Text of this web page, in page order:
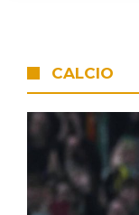
CALCIO